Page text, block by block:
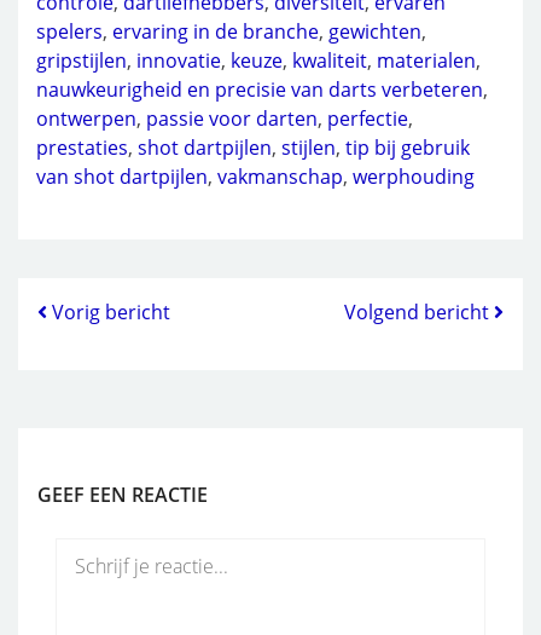
spelers, ervaring in de branche, gewichten,
gripstijlen, innovatie, keuze, kwaliteit, materialen,
nauwkeurigheid en precisie van darts verbeteren,
ontwerpen, passie voor darten, perfectie,
prestaties, shot dartpijlen, stijlen, tip bij gebruik
van shot dartpijlen, vakmanschap, werphouding
Vorig bericht Volgend bericht
GEEF EEN REACTIE